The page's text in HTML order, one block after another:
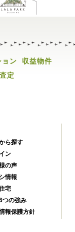
ョン
収益物件
定
ら探す
ン
の声
情報
宅
つの強み
報保護方針